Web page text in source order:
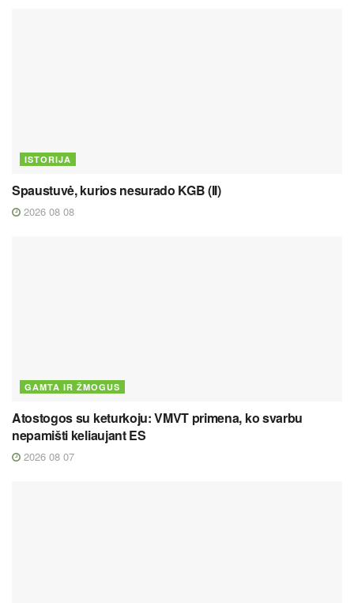
ISTORIJA
Spaustuvė, kurios nesurado KGB (II)
2026 08 08
GAMTA IR ŽMOGUS
Atostogos su keturkoju: VMVT primena, ko svarbu
nepamišti keliaujant ES
2026 08 07